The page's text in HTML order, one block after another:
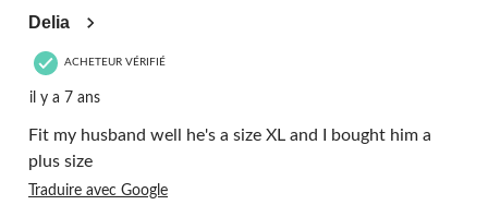
Delia
ACHETEUR VÉRIFIÉ
il y a 7 ans
Fit my husband well he's a size XL and I bought him a
plus size
Traduire avec Google